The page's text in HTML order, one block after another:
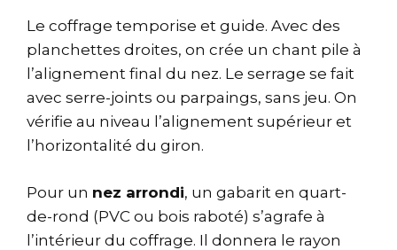
Le coffrage temporise et guide. Avec des
planchettes droites, on crée un chant pile à
l’alignement final du nez. Le serrage se fait
avec serre-joints ou parpaings, sans jeu. On
vérifie au niveau l’alignement supérieur et
l’horizontalité du giron.
Pour un nez arrondi, un gabarit en quart-
de-rond (PVC ou bois raboté) s’agrafe à
l’intérieur du coffrage. Il donnera le rayon